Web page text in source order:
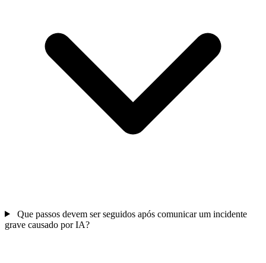
Que passos devem ser seguidos após comunicar um incidente
grave causado por IA?